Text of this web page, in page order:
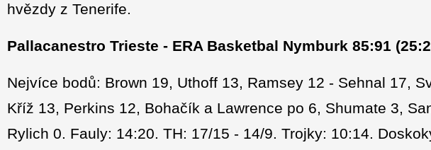
hvězdy z Tenerife.
Pallacanestro Trieste - ERA Basketbal Nymburk 85:91
Nejvíce bodů: Brown 19, Uthoff 13, Ramsey 12 - Sehnal 17,
Kříž 13, Perkins 12, Bohačík a Lawrence po 6, Shumate 3,
Rylich 0. Fauly: 14:20. TH: 17/15 - 14/9. Trojky: 10:14.